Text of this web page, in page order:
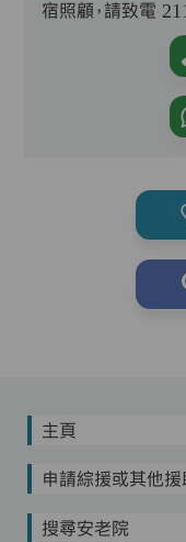
宿照顧，請致電
主頁
申請綜援或其他援
搜尋安老院